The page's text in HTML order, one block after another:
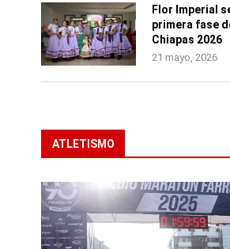
Flor Imperial
primera fase
Chiapas 2026
21 mayo, 2026
ATLETISMO